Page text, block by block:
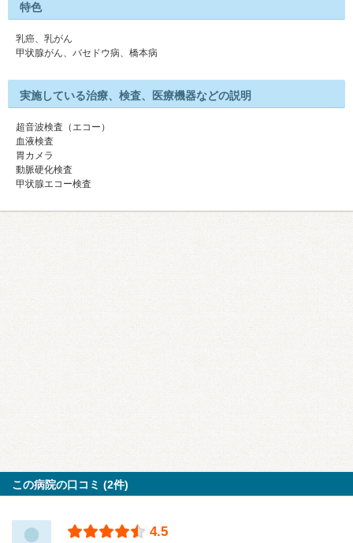
特色
乳癌、乳がん
甲状腺がん、バセドウ病、橋本病
実施している治療、検査、医療機器などの説明
超音波検査（エコー）
血液検査
胃カメラ
動脈硬化検査
甲状腺エコー検査
この病院の口コミ (2件)
4.5